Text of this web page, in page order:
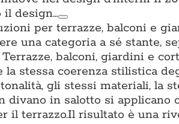
il design…
per terrazze, balconi e
una categoria a sé stante,
balconi, giardini e
stessa coerenza stilistica
gli stessi materiali, la
divano in salotto si applicano
il terrazzo.Il risultato è una